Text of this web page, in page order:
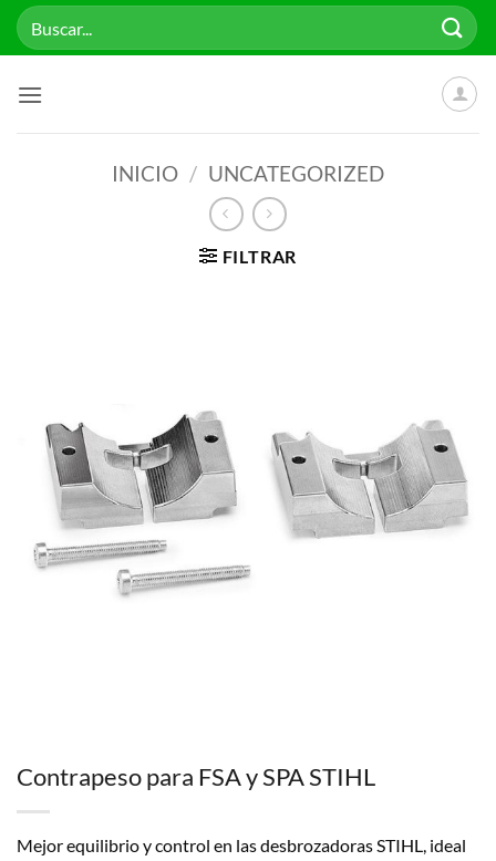
Saltar
Buscar
por:
INICIO / UNCATEGORIZED
FILTRAR
Contrapeso para FSA y SPA STIHL
Mejor equilibrio y control en las desbrozadoras STIHL, ideal